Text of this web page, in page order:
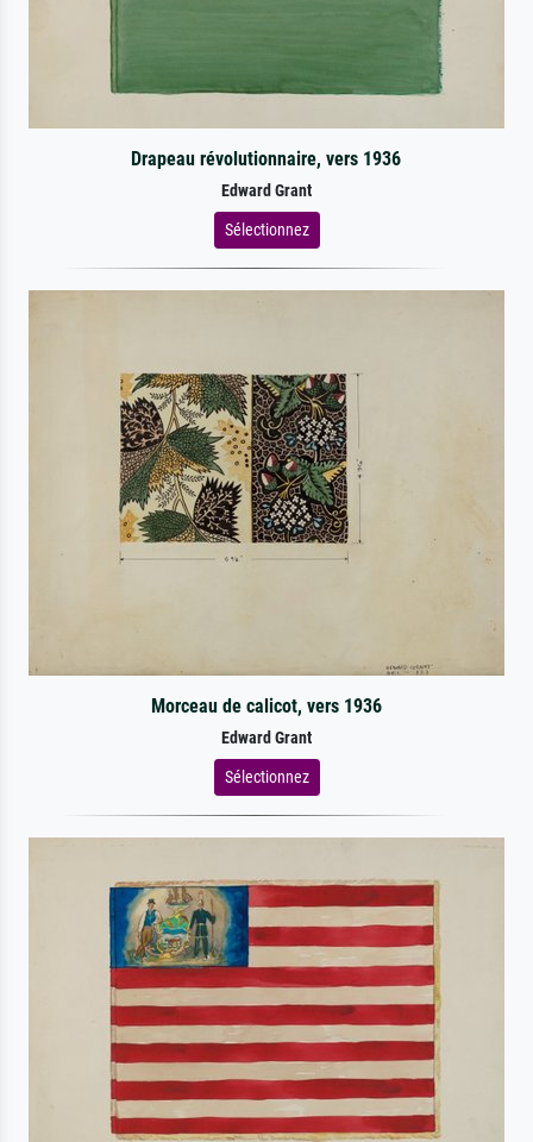
Drapeau révolutionnaire, vers 1936
Edward Grant
Sélectionnez
Morceau de calicot, vers 1936
Edward Grant
Sélectionnez